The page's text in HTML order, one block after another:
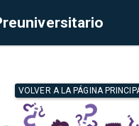
VOLVER A LA PÁGINA